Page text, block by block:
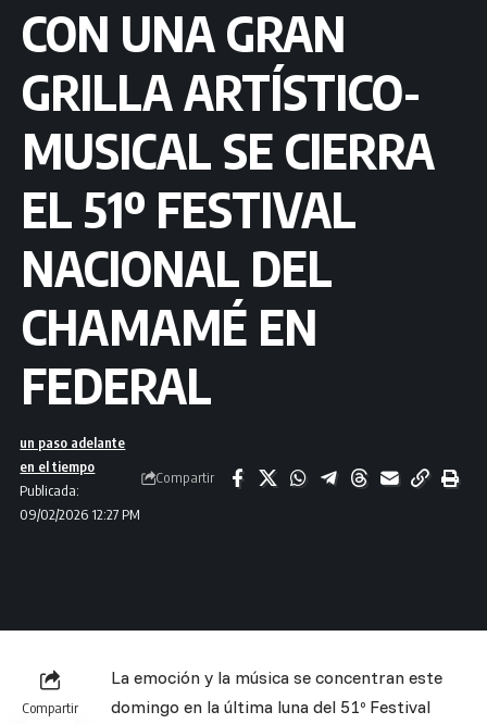
CON UNA GRAN
GRILLA ARTÍSTICO-
MUSICAL SE CIERRA
EL 51º FESTIVAL
NACIONAL DEL
CHAMAMÉ EN
FEDERAL
Publicada:
09/02/2026 12:27 PM
un paso adelante
en el tiempo
Compartir
Compartir
La emoción y la música se concentran este
domingo en la última luna del 51º Festival